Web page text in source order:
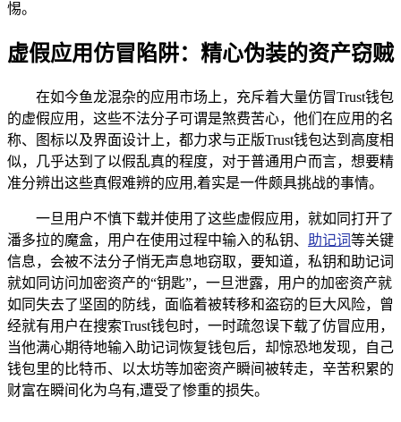
惕。
虚假应用仿冒陷阱：精心伪装的资产窃贼
在如今鱼龙混杂的应用市场上，充斥着大量仿冒Trust钱包
的虚假应用，这些不法分子可谓是煞费苦心，他们在应用的名
称、图标以及界面设计上，都力求与正版Trust钱包达到高度相
似，几乎达到了以假乱真的程度，对于普通用户而言，想要精
准分辨出这些真假难辨的应用,着实是一件颇具挑战的事情。
一旦用户不慎下载并使用了这些虚假应用，就如同打开了
潘多拉的魔盒，用户在使用过程中输入的私钥、 助记词等关键
信息，会被不法分子悄无声息地窃取，要知道，私钥和助记词
就如同访问加密资产的“钥匙”，一旦泄露，用户的加密资产就
如同失去了坚固的防线，面临着被转移和盗窃的巨大风险，曾
经就有用户在搜索Trust钱包时，一时疏忽误下载了仿冒应用，
当他满心期待地输入助记词恢复钱包后，却惊恐地发现，自己
钱包里的比特币、以太坊等加密资产瞬间被转走，辛苦积累的
财富在瞬间化为乌有,遭受了惨重的损失。